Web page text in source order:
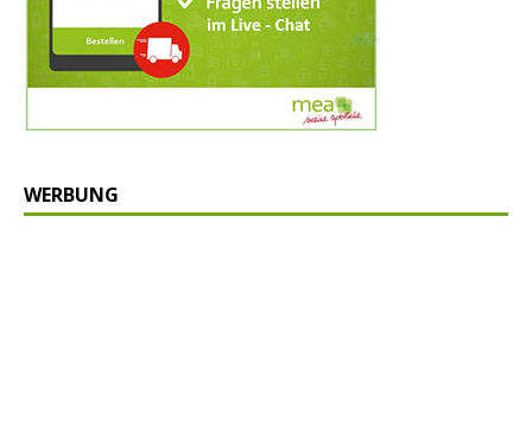
WERBUNG